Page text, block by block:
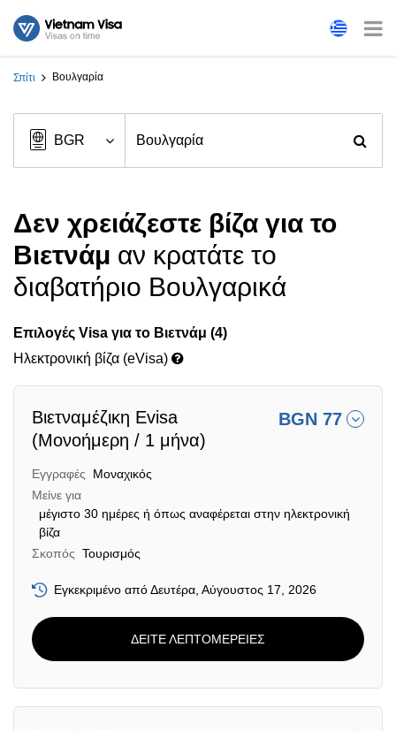
Σπίτι Βουλγαρία
Δεν χρειάζεστε βίζα για το
Βιετνάμ αν κρατάτε το
διαβατήριο Βουλγαρικά
Επιλογές Visa για το Βιετνάμ (4)
Ηλεκτρονική βίζα (eVisa)
Βιετναμέζικη Evisa
(Μονοήμερη / 1 μήνα)
BGN 77
Εγγραφές
Μοναχικός
Μείνε για
μέγιστο 30 ημέρες ή όπως αναφέρεται στην ηλεκτρονική
βίζα
Σκοπός Τουρισμός
Εγκεκριμένο από Δευτέρα, Αύγουστος 17, 2026
ΔΕΙΤΕ ΛΕΠΤΟΜΕΡΕΙΕΣ